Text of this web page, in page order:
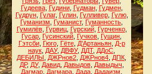
Гудеева, Гудини, Гудман, Гудмен,
Гудрун, Гулаг, Гулин, Гулливер, Гулю,
Гуманизм
Гуманист, Гуманность
Гумилёв, Гурвиц, Гурский, Гурченко,
Гусар Гусинский Гучков Гущин
Гэтсби, Гюго, Гёте, Д'Артаньян, Д-р
наук ДАУ, ДВФУ, ДДТ, ДДоС
ДЕБИЛЫ
ДЖРнов2 ДЖРнов4 ДПК
ДР, ДУ, Давид, Давыдов, Давыдыч
Дагмар Дагмара Дада Дадаизм